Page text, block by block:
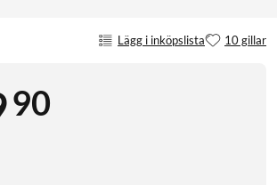
Lägg i inköpslista 10 gillar
90